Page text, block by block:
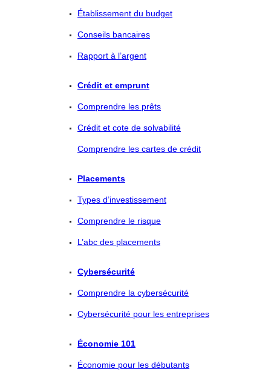
Établissement du budget
Conseils bancaires
Rapport à l’argent
Crédit et emprunt
Comprendre les prêts
Crédit et cote de solvabilité
Comprendre les cartes de crédit
Placements
Types d’investissement
Comprendre le risque
L’abc des placements
Cybersécurité
Comprendre la cybersécurité
Cybersécurité pour les entreprises
Économie 101
Économie pour les débutants